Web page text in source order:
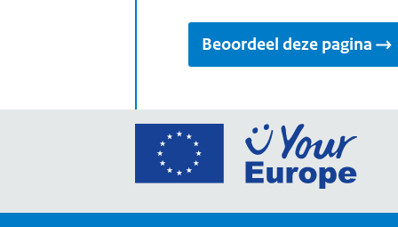
Beoordeel deze pagina
Ga